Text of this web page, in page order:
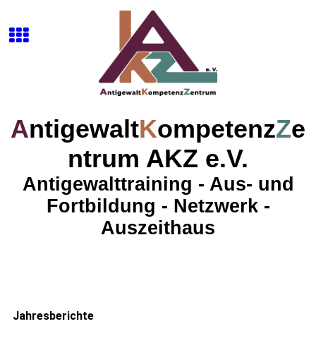
AntigewaltKompetenzZe
ntrum AKZ e.V.
Antigewalttraining - Aus- und
Fortbildung - Netzwerk -
Auszeithaus
Jahresberichte